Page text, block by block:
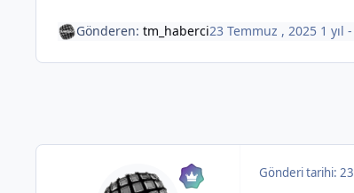
Gönderen: tm_haberci23 Temmuz , 2025 1 yıl -
Gönderi tarihi: